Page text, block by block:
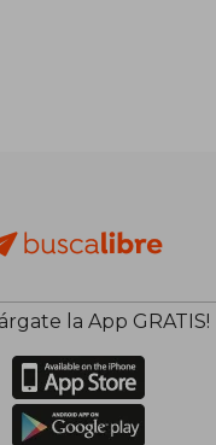
la App GRATIS!